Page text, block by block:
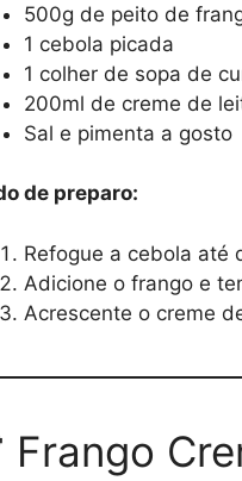
500g de peito de
1 cebola picada
1 colher de sopa de
200ml de creme de
Sal e pimenta a gosto
de preparo:
Refogue a cebola até
Adicione o frango e
Acrescente o creme
Frango